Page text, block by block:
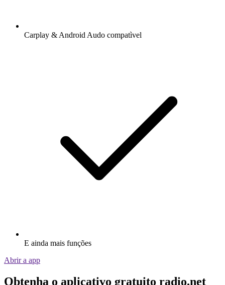
Carplay & Android Audo compatìvel
E ainda mais funções
Abrir a app
Obtenha o aplicativo gratuito radio.net